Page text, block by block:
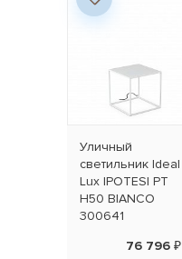
Уличный
светильник Ideal
Lux IPOTESI PT
H50 BIANCO
300641
76 796 ₽